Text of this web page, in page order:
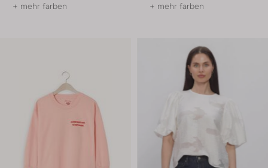
+ mehr farben + mehr farben